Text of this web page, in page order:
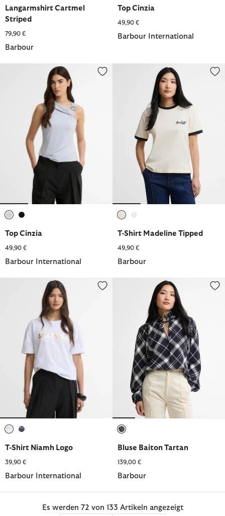
Langarmshirt Cartmel
Striped
79,90 €
Barbour
Top Cinzia
49,90 €
Barbour International
Top Cinzia
49,90 €
Barbour International
T-Shirt Madeline Tipped
T-Shirt Madeline Tipped
49,90 €
Barbour
T-Shirt Niamh Logo
T-Shirt Niamh Logo
39,90 €
Barbour International
Bluse Baiton Tartan
Bluse Baiton Tartan
139,00 €
Barbour
Es werden 72 von 133 Artikeln angezeigt